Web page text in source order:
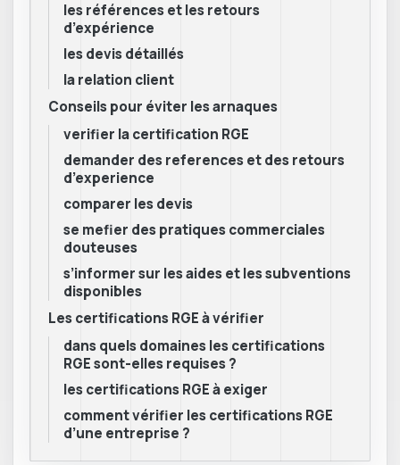
les références et les retours
d’expérience
les devis détaillés
la relation client
Conseils pour éviter les arnaques
verifier la certification RGE
demander des references et des retours
d’experience
comparer les devis
se mefier des pratiques commerciales
douteuses
s’informer sur les aides et les subventions
disponibles
Les certifications RGE à vérifier
dans quels domaines les certifications
RGE sont-elles requises ?
les certifications RGE à exiger
comment vérifier les certifications RGE
d’une entreprise ?